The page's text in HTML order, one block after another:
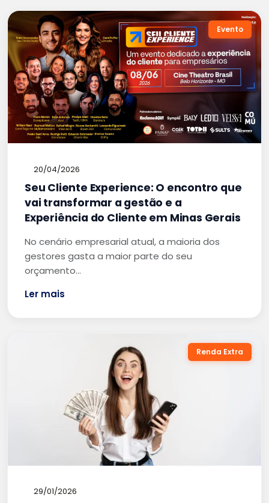
Evento
20/04/2026
Seu Cliente Experience: O encontro que
vai transformar a gestão e a
Experiência do Cliente em Minas Gerais
No cenário empresarial atual, a maioria dos
gestores gasta a maior parte do seu
orçamento…
Ler mais
Renda Extra
29/01/2026